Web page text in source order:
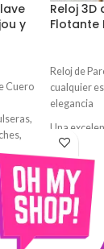
y
Cuero
a
y
darle
Reloj 3D
Flotante
Reloj de
cualquier
elegancia
Una
aporta un
habitación
cocina, sala
este reloj
Su
intuitiva y
accesorios